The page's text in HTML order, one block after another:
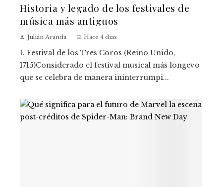
Historia y legado de los festivales de
música más antiguos
Julián Aranda Hace 4 días
1. Festival de los Tres Coros (Reino Unido,
1715)Considerado el festival musical más longevo
que se celebra de manera ininterrumpi...